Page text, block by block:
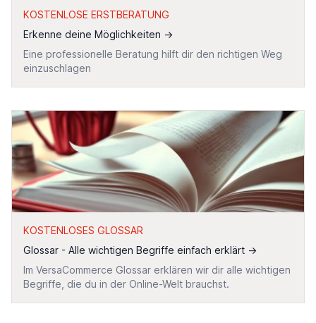
KOSTENLOSE ERSTBERATUNG
Erkenne deine Möglichkeiten →
Eine professionelle Beratung hilft dir den richtigen Weg
einzuschlagen
KOSTENLOSES GLOSSAR
Glossar - Alle wichtigen Begriffe einfach erklärt →
Im VersaCommerce Glossar erklären wir dir alle wichtigen
Begriffe, die du in der Online-Welt brauchst.